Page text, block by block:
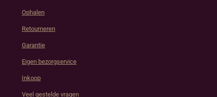
Ophalen
Retourneren
Garantie
Eigen bezorgservice
Inkoop
Veel gestelde vragen